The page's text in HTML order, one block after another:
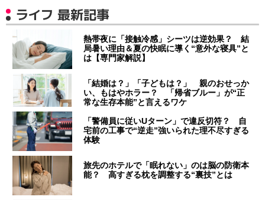
ライフ 最新記事
熱帯夜に「接触冷感」シーツは逆効果？ 結
局暑い理由＆夏の快眠に導く“意外な寝具”と
は【専門家解説】
「結婚は？」「子どもは？」 親のおせっか
い、もはやホラー？ 「帰省ブルー」が“正
常な生存本能”と言えるワケ
「警備員に従いUターン」で違反切符？ 自
宅前の工事で“逆走”強いられた理不尽すぎる
体験
旅先のホテルで「眠れない」のは脳の防衛本
能？ 高すぎる枕を調整する“裏技”とは